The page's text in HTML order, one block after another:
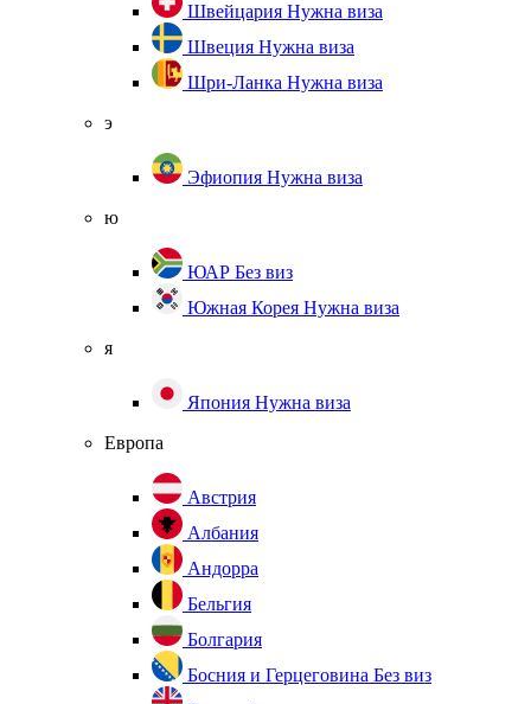
Швейцария Нужна виза
Швеция Нужна виза
Шри-Ланка Нужна виза
э
Эфиопия Нужна виза
ю
ЮАР Без виз
Южная Корея Нужна виза
я
Япония Нужна виза
Европа
Австрия
Албания
Андорра
Бельгия
Болгария
Босния и Герцеговина Без виз